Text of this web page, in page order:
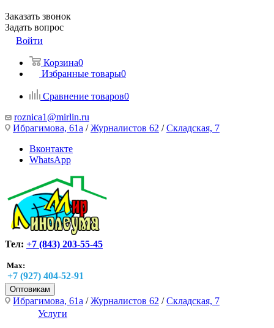
Заказать звонок
Задать вопрос
Войти
Корзина0
Избранные товары0
Сравнение товаров0
roznica1@mirlin.ru
Ибрагимова, 61а /Журналистов 62 /Складская, 7
Вконтакте
WhatsApp
Тел: +7 (843) 203-55-45
Max:
+7 (927) 404-52-91
Оптовикам
Ибрагимова, 61а /Журналистов 62 /Складская, 7
Услуги